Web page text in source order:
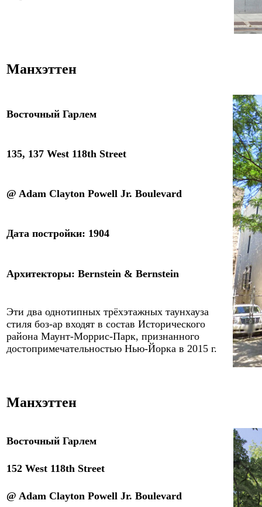
Манхэттен
Восточный Гарлем
135, 137 West 118th Street
@ Adam Clayton Powell Jr. Boulevard
Дата постройки: 1904
Архитекторы: Bernstein & Bernstein
Эти два однотипных трёхэтажных таунхауза
стиля боз-ар входят в состав Исторического
района Маунт-Моррис-Парк, признанного
достопримечательностью Нью-Йорка в 2015 г.
Манхэттен
Восточный Гарлем
152 West 118th Street
@ Adam Clayton Powell Jr. Boulevard